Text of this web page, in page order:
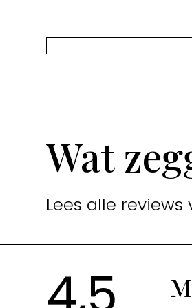
Wat
Lees alle